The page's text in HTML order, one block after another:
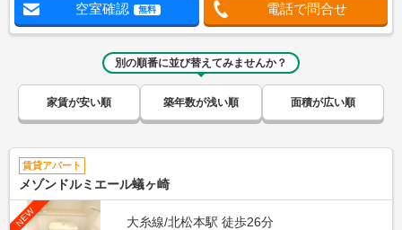
空室確認 無料 電話で問合せ
別の順番に並び替えてみませんか？
家賃が安い順 築年数が浅い順 面積が広い順
賃貸アパート
メゾンドルミエール蟻ヶ崎
NEW
大糸線/北松本駅 徒歩26分